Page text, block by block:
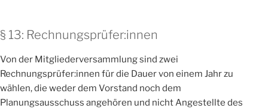
§ 13: Rechnungsprüfer:innen
Von der Mitgliederversammlung sind zwei
Rechnungsprüfer:innen für die Dauer von einem Jahr zu
wählen, die weder dem Vorstand noch dem
Planungsausschuss angehören und nicht Angestellte des